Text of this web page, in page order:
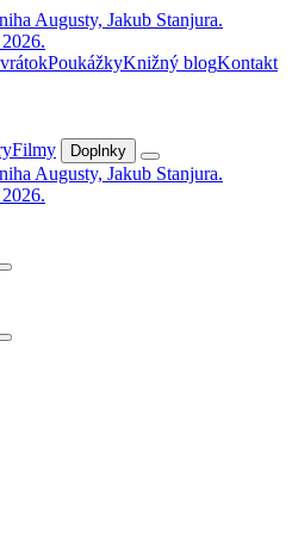
PoukážkyKnižný blogKontakt
Filmy Doplnky